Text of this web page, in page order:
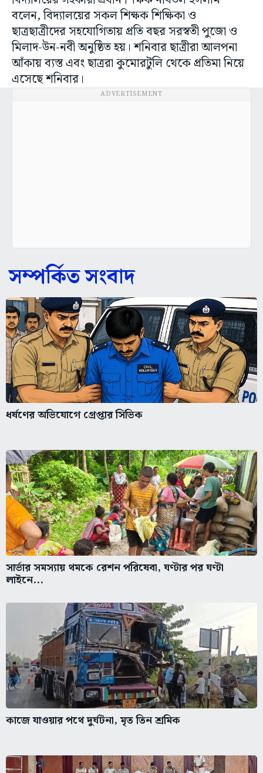
বলেন, বিদ্যালয়ের সকল শিক্ষক শিক্ষিকা ও
ছাত্রছাত্রীদের সহযোগিতায় প্রতি বছর সরস্বতী পুজো ও
মিলাদ-উন-নবী অনুষ্ঠিত হয়। শনিবার ছাত্রীরা আলপনা
আঁকায় ব্যস্ত এবং ছাত্ররা কুমোরটুলি থেকে প্রতিমা নিয়ে
এসেছে শনিবার।
ADVERTISEMENT
সম্পর্কিত সংবাদ
ধর্ষণের অভিযোগে গ্রেপ্তার সিভিক
সার্ভার সমস্যায় থমকে রেশন পরিষেবা, ঘণ্টার পর ঘণ্টা
লাইনে...
কাজে যাওয়ার পথে দুর্ঘটনা, মৃত তিন শ্রমিক